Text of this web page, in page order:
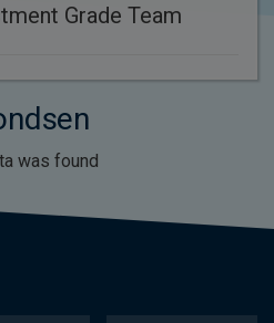
Grade Team
was found